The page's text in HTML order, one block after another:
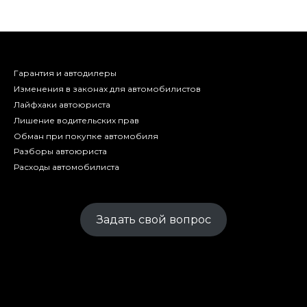
Гарантия и автодилеры
Изменения в законах для автомобилистов
Лайфхаки автоюриста
Лишение водительских прав
Обман при покупке автомобиля
Разборы автоюриста
Расходы автомобилиста
Задать свой вопрос